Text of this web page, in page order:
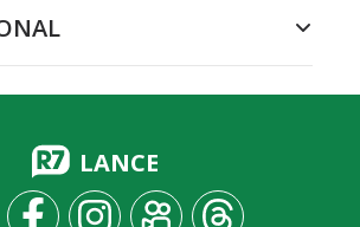
LANCE